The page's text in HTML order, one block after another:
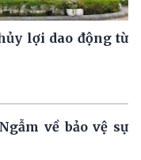
lợi dao động từ
về bảo vệ sự